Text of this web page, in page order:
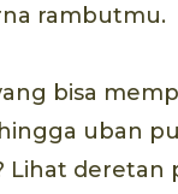
rambutmu.
bisa
uban
Lihat deretan